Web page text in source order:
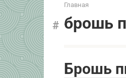
Главная
брошь
Брошь